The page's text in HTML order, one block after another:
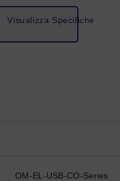
Visualizza Specifiche
OM-EL-USB-CO-Series